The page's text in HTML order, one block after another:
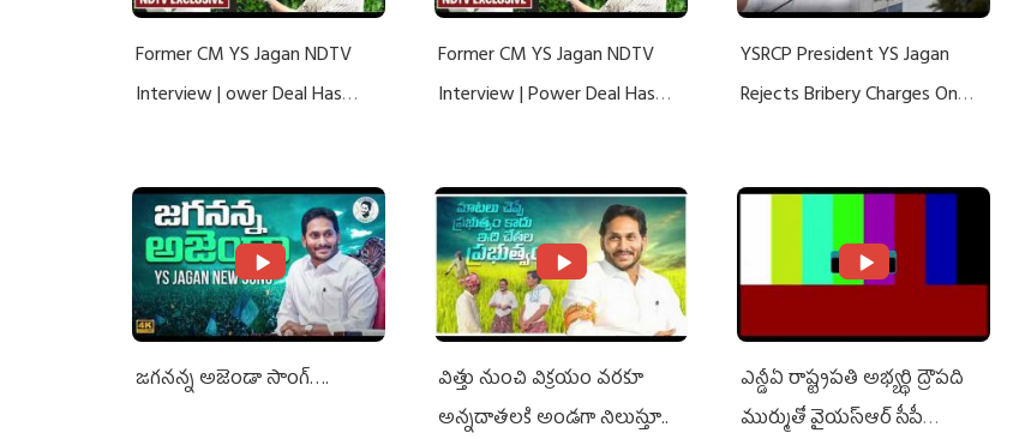
Former CM YS Jagan NDTV
Interview | ower Deal Has
Former CM YS Jagan NDTV
Interview | Power Deal Has
YSRCP President YS Jagan
Rejects Bribery Charges On
జగనన్న అజెండా సాంగ్….
విత్తు నుంచి విక్రయం వరకూ
అన్నదాతలకి అండగా నిలుస్తూ..
ఎన్డీఏ రాష్ట్ర‌ప‌తి అభ్య‌ర్థి ద్రౌప‌ది
ముర్ముతో వైయ‌స్ఆర్ సీపీ